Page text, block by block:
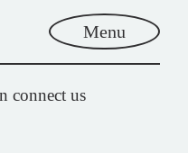
Menu
connect us